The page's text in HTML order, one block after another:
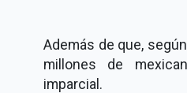
Además de que,
millones de
imparcial.